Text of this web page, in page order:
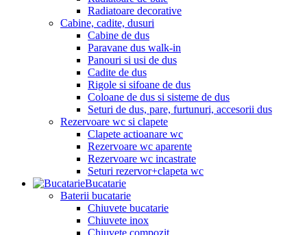
Radiatoare decorative
Cabine, cadite, dusuri
Cabine de dus
Paravane dus walk-in
Panouri si usi de dus
Cadite de dus
Rigole si sifoane de dus
Coloane de dus si sisteme de dus
Seturi de dus, pare, furtunuri, accesorii dus
Rezervoare wc si clapete
Clapete actioanare wc
Rezervoare wc aparente
Rezervoare wc incastrate
Seturi rezervor+clapeta wc
Bucatarie
Baterii bucatarie
Chiuvete bucatarie
Chiuvete inox
Chiuvete compozit